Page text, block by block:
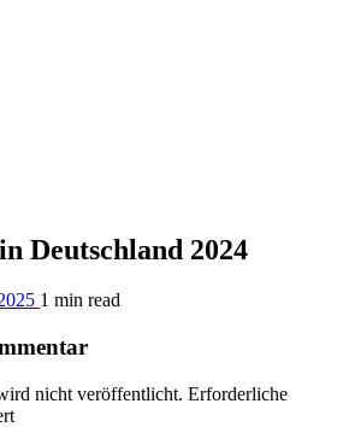
Deutschland 2024
1 min read
nicht veröffentlicht. Erforderliche